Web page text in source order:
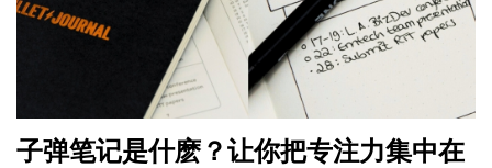
子弹笔记是什麽？让你把专注力集中在